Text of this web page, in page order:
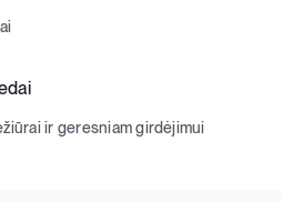
ir geresniam girdėjimui